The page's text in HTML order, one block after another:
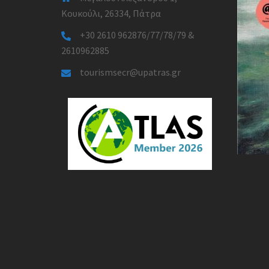
Κουκούλι, 26334, Πάτρα
+30 2610 962876/77/78/79 &
2610962885
tourismsecr@upatras.gr